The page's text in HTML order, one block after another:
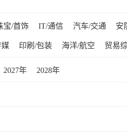
宝/首饰 IT/通信 汽车/交通 安
媒 印刷/包装 海洋/航空 贸易
2027年 2028年